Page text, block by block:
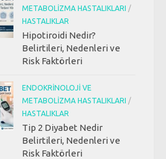
METABOLIZMA HASTALIKLARI /
HASTALIKLAR
Hipotiroidi Nedir?
Belirtileri, Nedenleri ve
Risk Faktörleri
ENDOKRINOLOJI VE
METABOLIZMA HASTALIKLARI /
HASTALIKLAR
Tip 2 Diyabet Nedir
Belirtileri, Nedenleri ve
Risk Faktörleri